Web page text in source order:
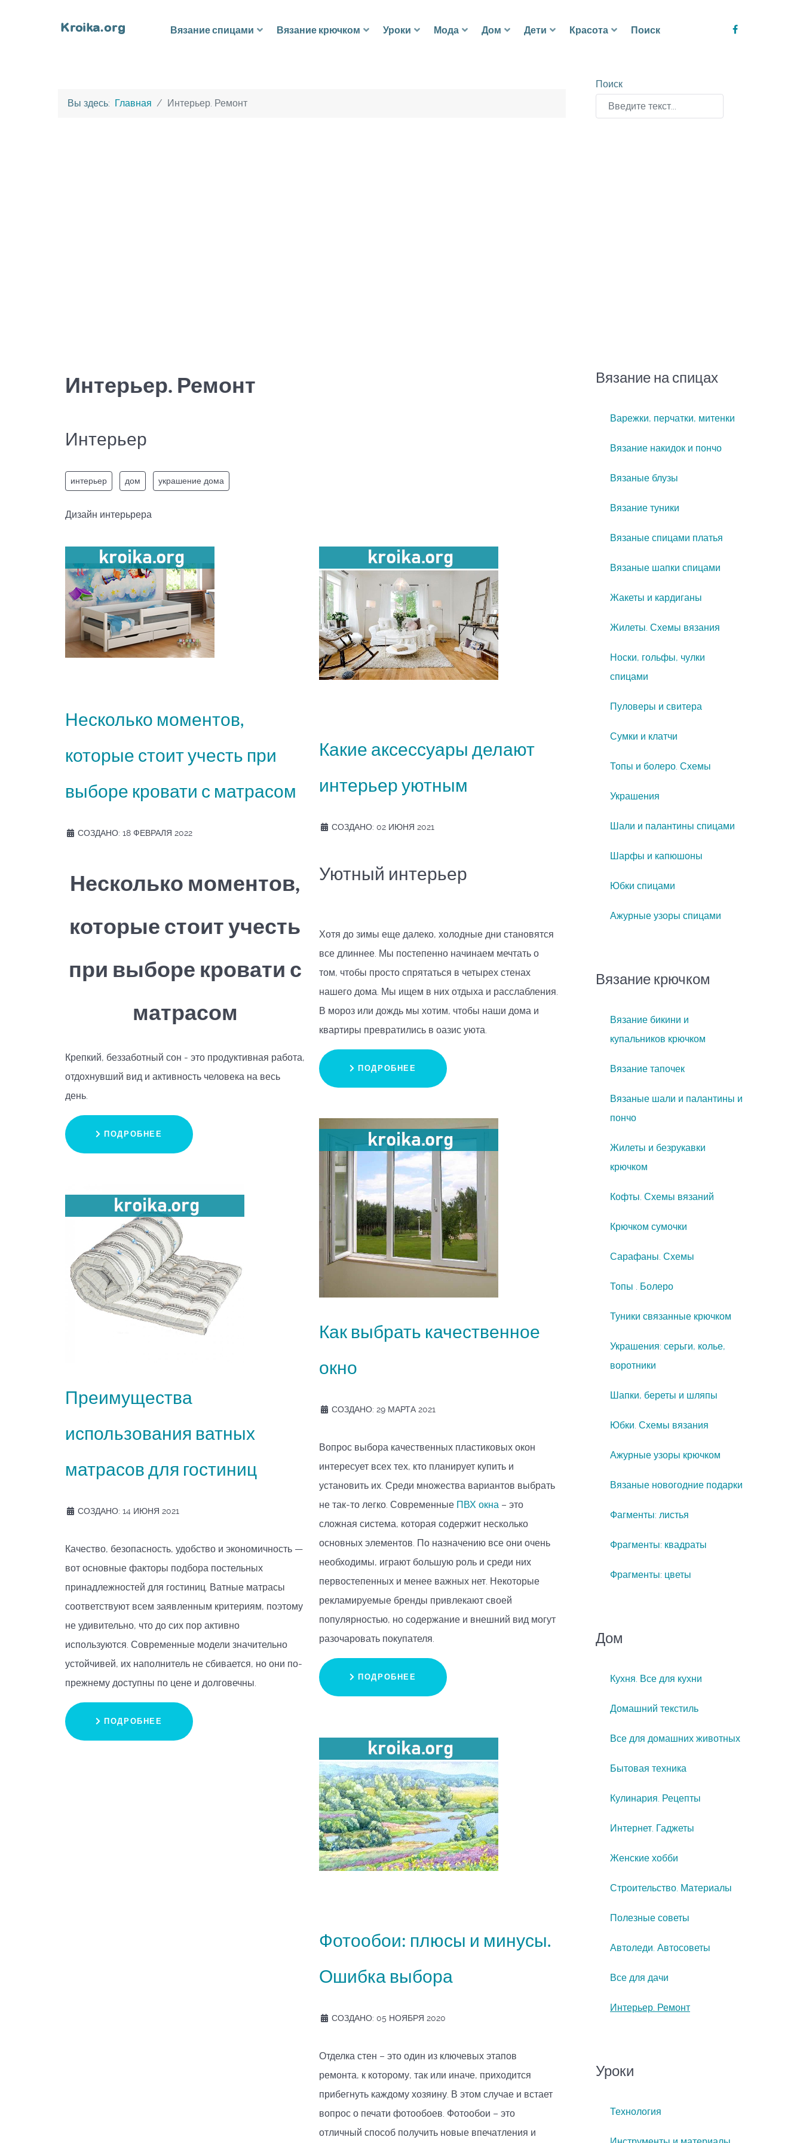
Вязание спицами Вязание крючком Уроки Мода Дом Дети Красота Поиск
Вы здесь: Главная Интерьер. Ремонт
Поиск
Интерьер. Ремонт
Интерьер
интерьер дом украшение дома
Дизайн интерьрера
Несколько моментов,
которые стоит учесть при
выборе кровати с матрасом
СОЗДАНО: 18 ФЕВРАЛЯ 2022
Несколько моментов,
которые стоит учесть
при выборе кровати с
матрасом
Крепкий, беззаботный сон - это продуктивная работа,
отдохнувший вид и активность человека на весь
день.
ПОДРОБНЕЕ
Преимущества
использования ватных
матрасов для гостиниц
СОЗДАНО: 14 ИЮНЯ 2021
Качество, безопасность, удобство и экономичность —
вот основные факторы подбора постельных
принадлежностей для гостиниц. Ватные матрасы
соответствуют всем заявленным критериям, поэтому
не удивительно, что до сих пор активно
используются. Современные модели значительно
устойчивей, их наполнитель не сбивается, но они по-
прежнему доступны по цене и долговечны.
ПОДРОБНЕЕ
Какие аксессуары делают
интерьер уютным
СОЗДАНО: 02 ИЮНЯ 2021
Уютный интерьер
Хотя до зимы еще далеко, холодные дни становятся
все длиннее. Мы постепенно начинаем мечтать о
том, чтобы просто спрятаться в четырех стенах
нашего дома. Мы ищем в них отдыха и расслабления.
В мороз или дождь мы хотим, чтобы наши дома и
квартиры превратились в оазис уюта.
ПОДРОБНЕЕ
Как выбрать качественное
окно
СОЗДАНО: 29 МАРТА 2021
Вопрос выбора качественных пластиковых окон
интересует всех тех, кто планирует купить и
установить их. Среди множества вариантов выбрать
не так-то легко. Современные ПВХ окна – это
сложная система, которая содержит несколько
основных элементов. По назначению все они очень
необходимы, играют большую роль и среди них
первостепенных и менее важных нет. Некоторые
рекламируемые бренды привлекают своей
популярностью, но содержание и внешний вид могут
разочаровать покупателя.
ПОДРОБНЕЕ
Фотообои: плюсы и минусы.
Ошибка выбора
СОЗДАНО: 05 НОЯБРЯ 2020
Отделка стен – это один из ключевых этапов
ремонта, к которому, так или иначе, приходится
прибегнуть каждому хозяину. В этом случае и встает
вопрос о печати фотообоев. Фотообои – это
отличный способ получить новые впечатления и
Вязание на спицах
Варежки, перчатки, митенки
Вязание накидок и пончо
Вязаные блузы
Вязание туники
Вязаные спицами платья
Вязаные шапки спицами
Жакеты и кардиганы
Жилеты. Схемы вязания
Носки, гольфы, чулки
спицами
Пуловеры и свитера
Сумки и клатчи
Топы и болеро. Схемы
Украшения
Шали и палантины спицами
Шарфы и капюшоны
Юбки спицами
Ажурные узоры спицами
Вязание крючком
Вязание бикини и
купальников крючком
Вязание тапочек
Вязаные шали и палантины и
пончо
Жилеты и безрукавки
крючком
Кофты. Схемы вязаний
Крючком сумочки
Сарафаны. Схемы
Топы . Болеро
Туники связанные крючком
Украшения: серьги, колье,
воротники
Шапки, береты и шляпы
Юбки. Схемы вязания
Ажурные узоры крючком
Вязаные новогодние подарки
Фагменты: листья
Фрагменты: квадраты
Фрагменты: цветы
Дом
Кухня. Все для кухни
Домашний текстиль
Все для домашних животных
Бытовая техника
Кулинария. Рецепты
Интернет. Гаджеты
Женские хобби
Строительство. Материалы
Полезные советы
Автоледи. Автосоветы
Все для дачи
Интерьер. Ремонт
Уроки
Технология